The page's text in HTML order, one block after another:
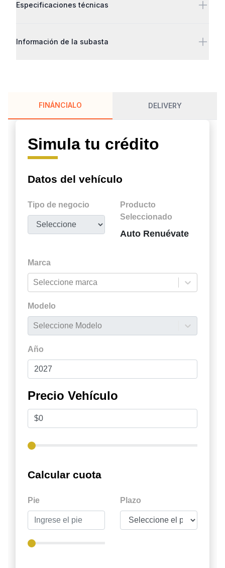
Especificaciones técnicas
Información de la subasta
FINÁNCIALO DELIVERY